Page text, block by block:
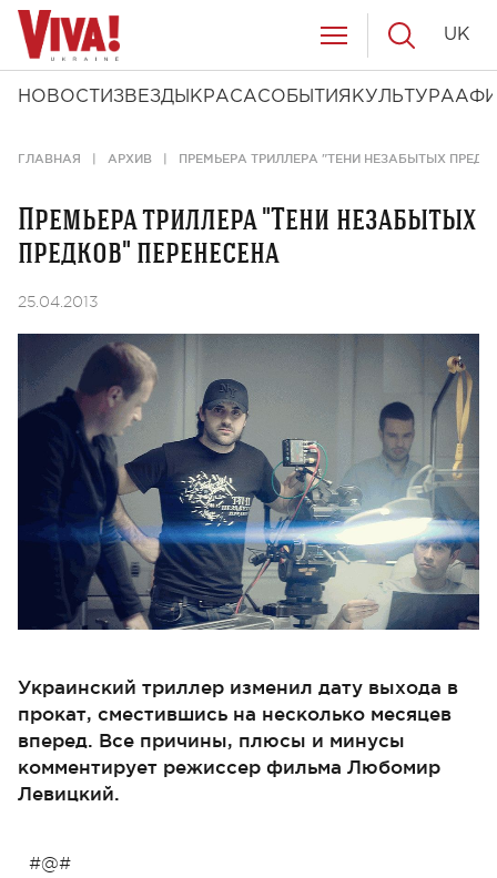
НОВОСТИ ЗВЕЗДЫ КРАСАСОБЫТИЯ КУЛЬТУРА
UK
ГЛАВНАЯ АРХИВ ПРЕМЬЕРА ТРИЛЛЕРА "ТЕНИ НЕЗАБЫТЫХ
Премьера триллера "Тени незабытых
предков" перенесена
25.04.2013
Украинский триллер изменил дату выхода в
прокат, сместившись на несколько месяцев
вперед. Все причины, плюсы и минусы
комментирует режиссер фильма Любомир
Левицкий.
#@#